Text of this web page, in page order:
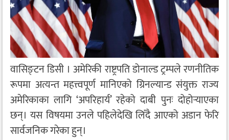
वासिङ्टन डिसी । अमेरिकी राष्ट्रपति डोनाल्ड ट्रम्पले रणनीतिक
रूपमा अत्यन्त महत्त्वपूर्ण मानिएको ग्रिनल्यान्ड संयुक्त राज्य
अमेरिकाका लागि ‘अपरिहार्य’ रहेको दाबी पुनः दोहोर्‍याएका
छन्। यस विषयमा उनले पहिलेदेखि लिँदै आएको अडान फेरि
सार्वजनिक गरेका हुन्।